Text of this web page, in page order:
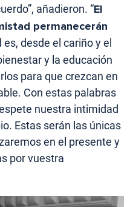
añadieron. “El
permanecerán
desde el cariño y el
y la educación
para que crezcan en
Con estas palabras
nuestra intimidad
Estas serán las únicas
en el presente y
por vuestra